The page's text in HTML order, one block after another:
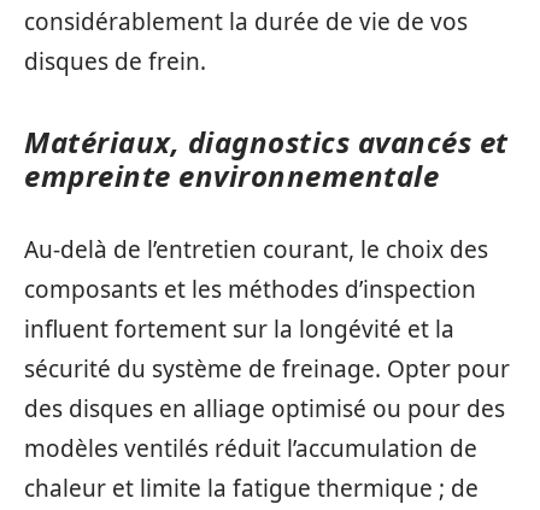
considérablement la durée de vie de vos
disques de frein.
Matériaux, diagnostics avancés et
empreinte environnementale
Au‑delà de l’entretien courant, le choix des
composants et les méthodes d’inspection
influent fortement sur la longévité et la
sécurité du système de freinage. Opter pour
des disques en alliage optimisé ou pour des
modèles ventilés réduit l’accumulation de
chaleur et limite la fatigue thermique ; de